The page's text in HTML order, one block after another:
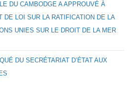
DU CAMBODGE A APPROUVÉ À
DE LOI SUR LA RATIFICATION DE LA
UNIES SUR LE DROIT DE LA MER
DU SECRÉTARIAT D’ÉTAT AUX